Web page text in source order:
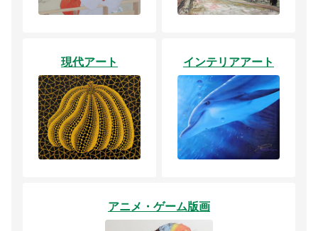
現代アート インテリアアート
アニメ・ゲーム版画